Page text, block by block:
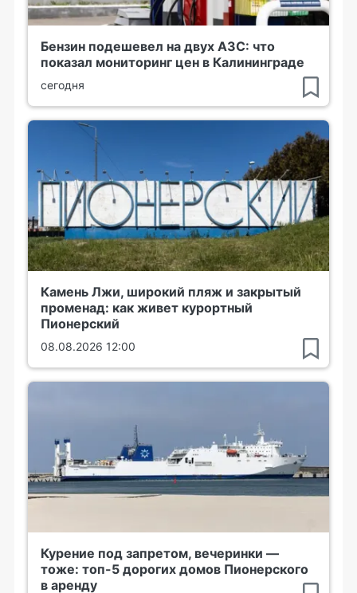
Бензин подешевел на двух АЗС: что
показал мониторинг цен в Калининграде
сегодня
Камень Лжи, широкий пляж и закрытый
променад: как живет курортный
Пионерский
08.08.2026 12:00
Курение под запретом, вечеринки —
тоже: топ-5 дорогих домов Пионерского
в аренду